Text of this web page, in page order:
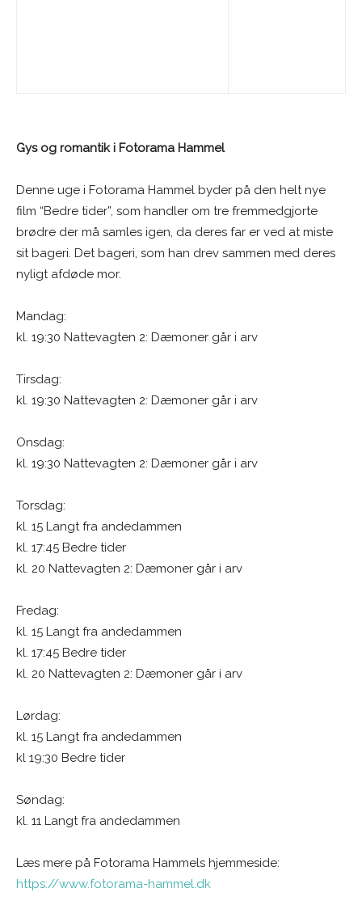
Gys og romantik i Fotorama Hammel
Denne uge i Fotorama Hammel byder på den helt nye
film “Bedre tider”, som handler om tre fremmedgjorte
brødre der må samles igen, da deres far er ved at miste
sit bageri. Det bageri, som han drev sammen med deres
nyligt afdøde mor.
Mandag:
kl. 19:30 Nattevagten 2: Dæmoner går i arv
Tirsdag:
kl. 19:30 Nattevagten 2: Dæmoner går i arv
Onsdag:
kl. 19:30 Nattevagten 2: Dæmoner går i arv
Torsdag:
kl. 15 Langt fra andedammen
kl. 17:45 Bedre tider
kl. 20 Nattevagten 2: Dæmoner går i arv
Fredag:
kl. 15 Langt fra andedammen
kl. 17:45 Bedre tider
kl. 20 Nattevagten 2: Dæmoner går i arv
Lørdag:
kl. 15 Langt fra andedammen
kl 19:30 Bedre tider
Søndag:
kl. 11 Langt fra andedammen
Læs mere på Fotorama Hammels hjemmeside:
https://www.fotorama-hammel.dk